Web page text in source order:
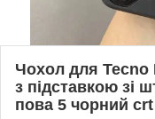
Чохол для Tecno
з підставкою зі
пова 5 чорний crt